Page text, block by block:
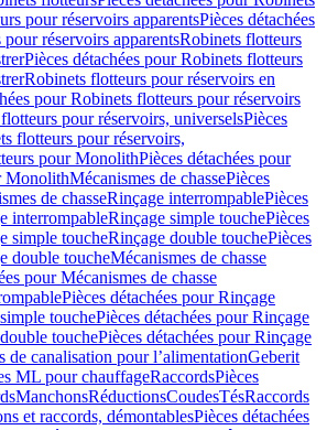
pour réservoirs apparentsPièces détachées
réservoirs apparentsRobinets flotteurs
Pièces détachées pour Robinets flotteurs
Robinets flotteurs pour réservoirs en
pour Robinets flotteurs pour réservoirs
pour réservoirs, universelsPièces
flotteurs pour réservoirs,
pour MonolithPièces détachées pour
MonolithMécanismes de chassePièces
de chasseRinçage interrompablePièces
interrompableRinçage simple touchePièces
simple toucheRinçage double touchePièces
double toucheMécanismes de chasse
pour Mécanismes de chasse
Pièces détachées pour Rinçage
touchePièces détachées pour Rinçage
touchePièces détachées pour Rinçage
de canalisation pour l’alimentationGeberit
ML pour chauffageRaccordsPièces
ManchonsRéductionsCoudesTésRaccords
et raccords, démontablesPièces détachées